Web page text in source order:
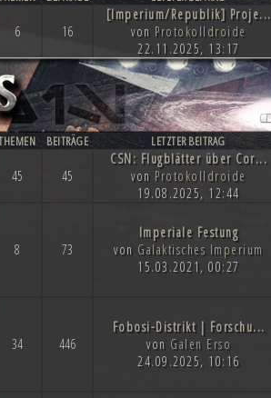
6 16
[Imperium/Republik] Proje...
von Protokolldroide
22.11.2025, 13:17
BEITRÄGE LETZTER BEITRAG
45 45
CSN: Flugblätter über Cor...
von Protokolldroide
19.08.2025, 12:44
8 73
Imperiale Festung
von Galaktisches Imperium
15.03.2021, 00:27
34 446
Fobosi-Distrikt | Forschu...
von Galen Erso
24.09.2025, 10:16